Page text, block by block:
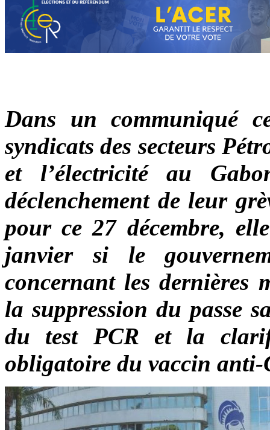
Dans un communiqué
syndicats des secteurs
et l’électricité au
déclenchement de leur
pour ce 27 décembre,
janvier si le
concernant les dernières
la suppression du passe
du test PCR et la
obligatoire du vaccin anti-